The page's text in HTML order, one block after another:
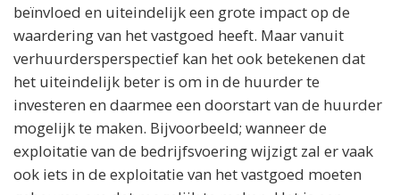
beïnvloed en uiteindelijk een grote impact op de
waardering van het vastgoed heeft. Maar vanuit
verhuurdersperspectief kan het ook betekenen dat
het uiteindelijk beter is om in de huurder te
investeren en daarmee een doorstart van de huurder
mogelijk te maken. Bijvoorbeeld; wanneer de
exploitatie van de bedrijfsvoering wijzigt zal er vaak
ook iets in de exploitatie van het vastgoed moeten